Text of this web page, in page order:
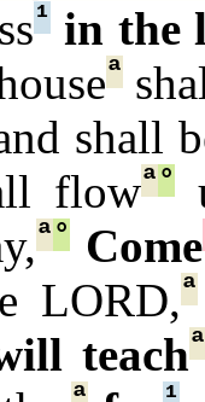
¹ in the
ª
shall
flowª°
ª° Come
LORD,ª
teachª